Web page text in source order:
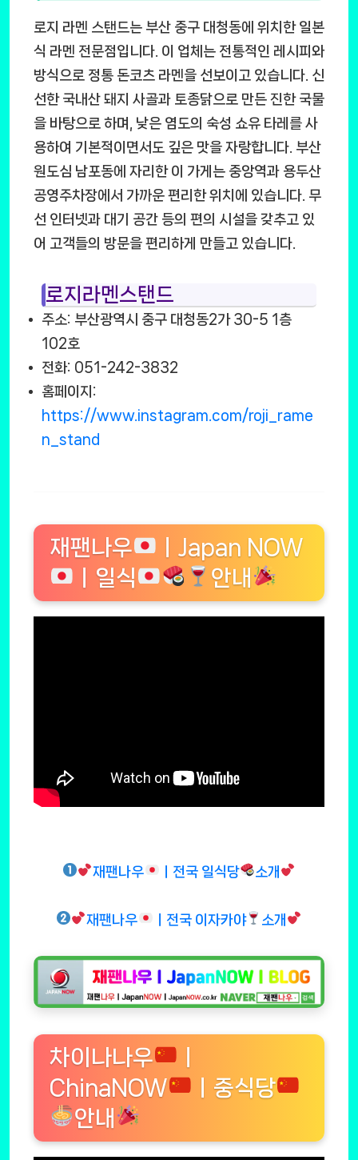
로지 라멘 스탠드는 부산 중구 대청동에 위치한 일본
식 라멘 전문점입니다. 이 업체는 전통적인 레시피와
방식으로 정통 돈코츠 라멘을 선보이고 있습니다. 신
선한 국내산 돼지 사골과 토종닭으로 만든 진한 국물
을 바탕으로 하며, 낮은 염도의 숙성 쇼유 타레를 사
용하여 기본적이면서도 깊은 맛을 자랑합니다. 부산
원도심 남포동에 자리한 이 가게는 중앙역과 용두산
공영주차장에서 가까운 편리한 위치에 있습니다. 무
선 인터넷과 대기 공간 등의 편의 시설을 갖추고 있
어 고객들의 방문을 편리하게 만들고 있습니다.
로지라멘스탠드
주소: 부산광역시 중구 대청동2가 30-5 1층
102호
전화: 051-242-3832
홈페이지:
https://www.instagram.com/roji_rame
n_stand
재팬나우
ㅣJapan NOW
ㅣ일식
안내
재팬나우 ㅣ전국 일식당 소개
재팬나우 ㅣ전국 이자카야 소개
차이나나우
ChinaNOW
ㅣ중식당
안내